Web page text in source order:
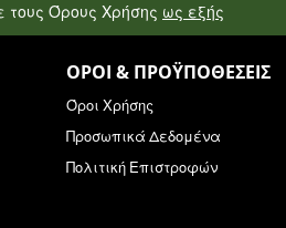
Όρους Χρήσης ως εξής
ΌΡΟΙ & ΠΡΟΫΠΟΘΈΣΕΙΣ
Όροι Χρήσης
Προσωπικά Δεδομένα
Πολιτική Επιστροφών